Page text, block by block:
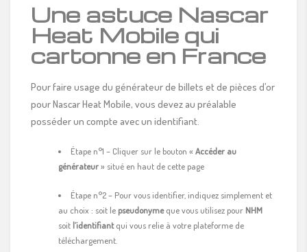
Une astuce Nascar
Heat Mobile qui
cartonne en France
Pour faire usage du générateur de billets et de pièces d’or
pour Nascar Heat Mobile, vous devez au préalable
posséder un compte avec un identifiant.
Étape n°1 – Cliquer sur le bouton « Accéder au
générateur» situé en haut de cette page
Étape n°2 – Pour vous identifier, indiquez simplement et
au choix : soit le pseudonymeque vous utilisez pour NHM
soit l’identifiantqui vous relie à votre plateforme de
téléchargement.